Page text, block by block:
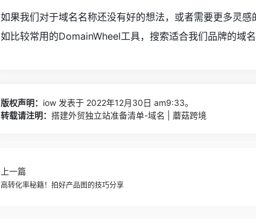
如果我们对于域名名称还没有好的想法， 或者需要更多灵感
如比较常用的DomainWheel工具， 搜索适合我们品牌的域名
版权声明： iow 发表于 2022年12月30日 am9:33。
转载请注明： 搭建外贸独立站准备清单-域名 | 蘑菇跨境
上一篇
高转化率秘籍！拍好产品图的技巧分享